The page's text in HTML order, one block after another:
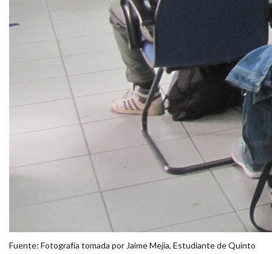
Fuente: Fotografía tomada por Jaime Mejía, Estudiante de Quinto